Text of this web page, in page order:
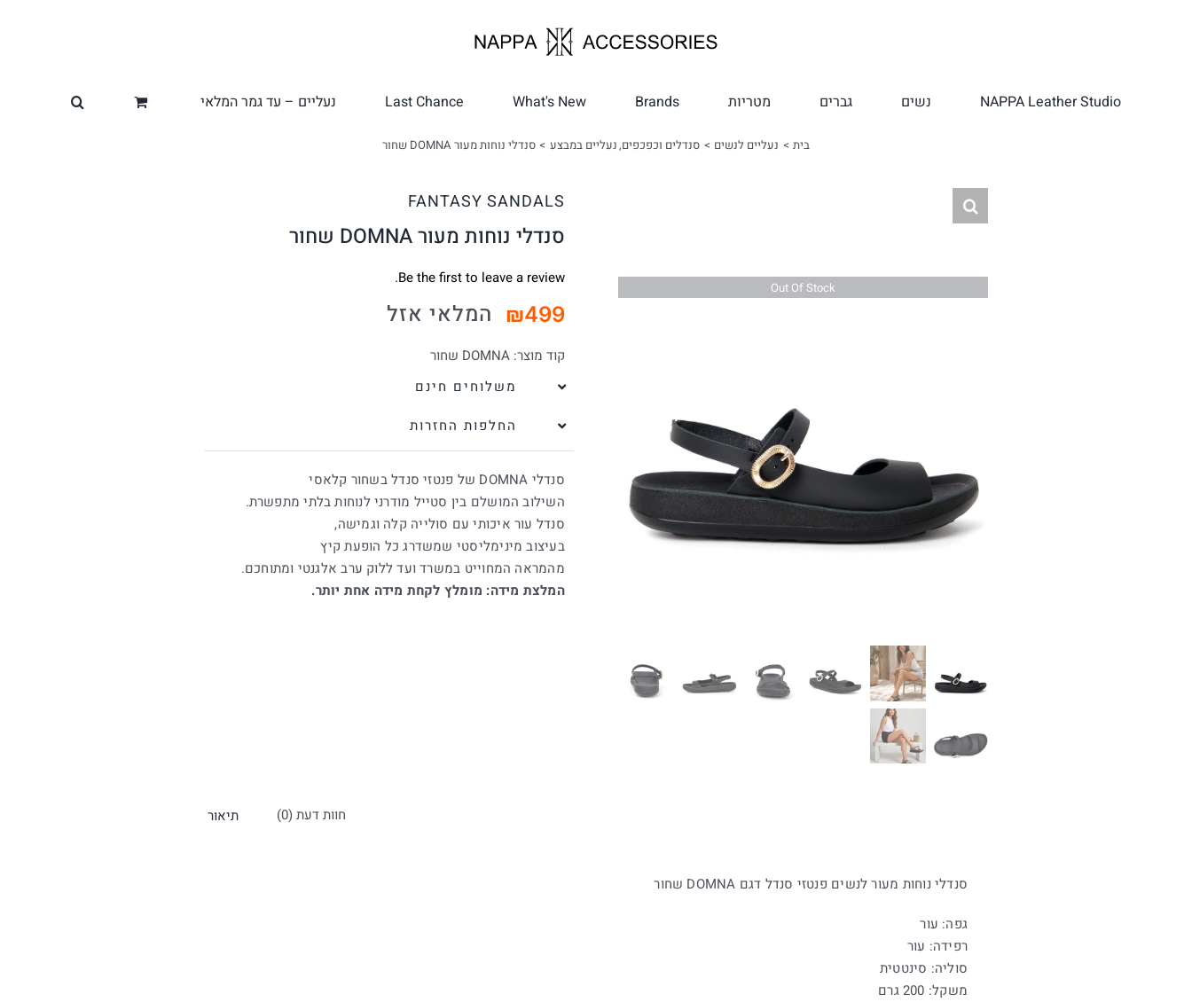
NAPPA Leather Studio נשים גברים מטריות Brands
What's New
Last Chance נעליים – עד גמר המלאי
בית נעליים לנשים סנדלים וכפכפים נעליים במבצע סנדלי נוחות מעור DOMNA שחור
Out Of Stock
FANTASY SANDALS
סנדלי נוחות מעור DOMNA שחור
Be the first to leave a review.
₪499 המלאי אזל
קוד מוצר:DOMNA שחור
משלוחים חינם
החלפות החזרות
סנדלי DOMNA של פנטזי סנדל בשחור קלאסי
השילוב המושלם בין סטייל מודרני לנוחות בלתי מתפשרת.
סנדל עור איכותי עם סולייה קלה וגמישה,
בעיצוב מינימליסטי שמשדרג כל הופעת קיץ
מהמראה המחוייט במשרד ועד ללוק ערב אלגנטי ומתוחכם.
המלצת מידה: מומלץ לקחת מידה אחת יותר.
תיאור חוות דעת (0)
סנדלי נוחות מעור לנשים פנטזי סנדל דגם DOMNA שחור
גפה: עור
רפידה: עור
סוליה: סינטטית
משקל: 200 גרם